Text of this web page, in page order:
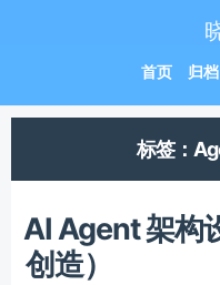
首页 归档
标签：
AI Agent 架构
创造）